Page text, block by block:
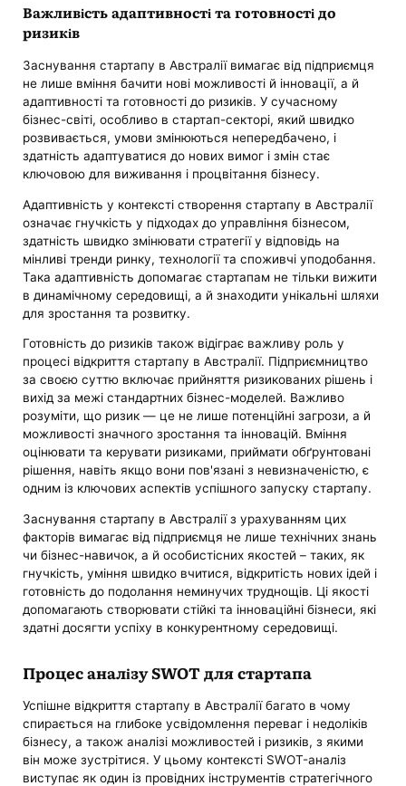
Важливість адаптивності та готовності до
ризиків
Заснування стартапу в Австралії вимагає від підприємця
не лише вміння бачити нові можливості й інновації, а й
адаптивності та готовності до ризиків. У сучасному
бізнес-світі, особливо в стартап-секторі, який швидко
розвивається, умови змінюються непередбачено, і
здатність адаптуватися до нових вимог і змін стає
ключовою для виживання і процвітання бізнесу.
Адаптивність у контексті створення стартапу в Австралії
означає гнучкість у підходах до управління бізнесом,
здатність швидко змінювати стратегії у відповідь на
мінливі тренди ринку, технології та споживчі уподобання.
Така адаптивність допомагає стартапам не тільки вижити
в динамічному середовищі, а й знаходити унікальні шляхи
для зростання та розвитку.
Готовність до ризиків також відіграє важливу роль у
процесі відкриття стартапу в Австралії. Підприємництво
за своєю суттю включає прийняття ризикованих рішень і
вихід за межі стандартних бізнес-моделей. Важливо
розуміти, що ризик — це не лише потенційні загрози, а й
можливості значного зростання та інновацій. Вміння
оцінювати та керувати ризиками, приймати обґрунтовані
рішення, навіть якщо вони пов'язані з невизначеністю, є
одним із ключових аспектів успішного запуску стартапу.
Заснування стартапу в Австралії з урахуванням цих
факторів вимагає від підприємця не лише технічних знань
чи бізнес-навичок, а й особистісних якостей – таких, як
гнучкість, уміння швидко вчитися, відкритість нових ідей і
готовність до подолання неминучих труднощів. Ці якості
допомагають створювати стійкі та інноваційні бізнеси, які
здатні досягти успіху в конкурентному середовищі.
Процес аналізу SWOT для стартапа
Успішне відкриття стартапу в Австралії багато в чому
спирається на глибоке усвідомлення переваг і недоліків
бізнесу, а також аналізі можливостей і ризиків, з якими
він може зустрітися. У цьому контексті SWOT-аналіз
виступає як один із провідних інструментів стратегічного